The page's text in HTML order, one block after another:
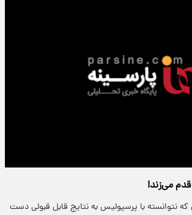
می‌زند!
نتوانسته با پرسپولیس به نتایج قابل قبولی دست